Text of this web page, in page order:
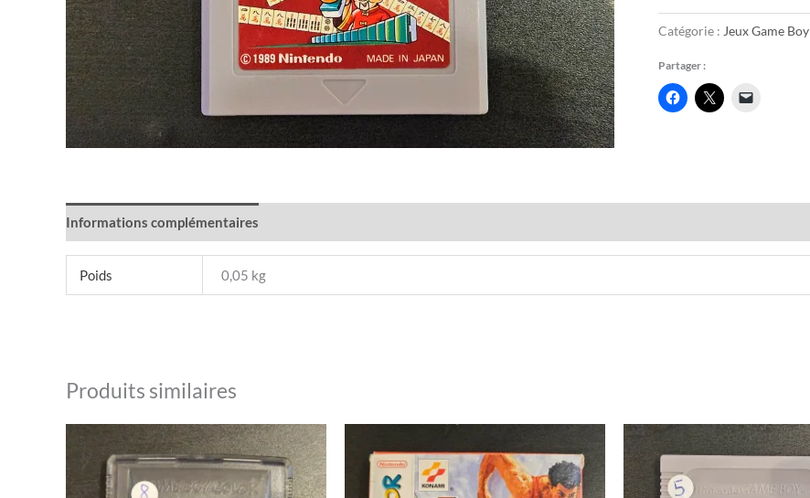
Catégorie : Jeux Game Boy
Partager :
Informations complémentaires
Poids 0,05 kg
Produits similaires